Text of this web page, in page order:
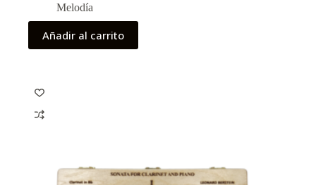
Melodía
Añadir al carrito